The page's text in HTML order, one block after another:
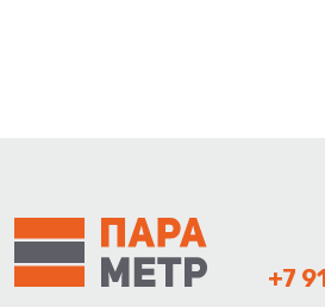
+7